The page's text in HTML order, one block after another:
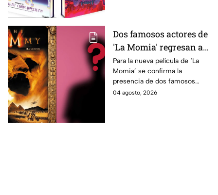
Dos famosos actores de
'La Momia' regresan a
la nueva película;
descubre de quiénes se
tratan
Para la nueva película de ‘La
Momia’ se confirma la
presencia de dos famosos
actores, ya se dio a conocer
04 agosto, 2026